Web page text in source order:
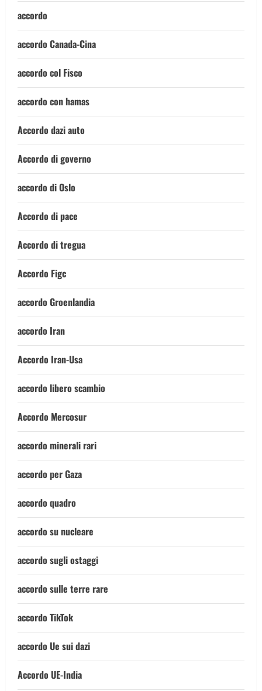
accordo
accordo Canada-Cina
accordo col Fisco
accordo con hamas
Accordo dazi auto
Accordo di governo
accordo di Oslo
Accordo di pace
Accordo di tregua
Accordo Figc
accordo Groenlandia
accordo Iran
Accordo Iran-Usa
accordo libero scambio
Accordo Mercosur
accordo minerali rari
accordo per Gaza
accordo quadro
accordo su nucleare
accordo sugli ostaggi
accordo sulle terre rare
accordo TikTok
accordo Ue sui dazi
Accordo UE-India